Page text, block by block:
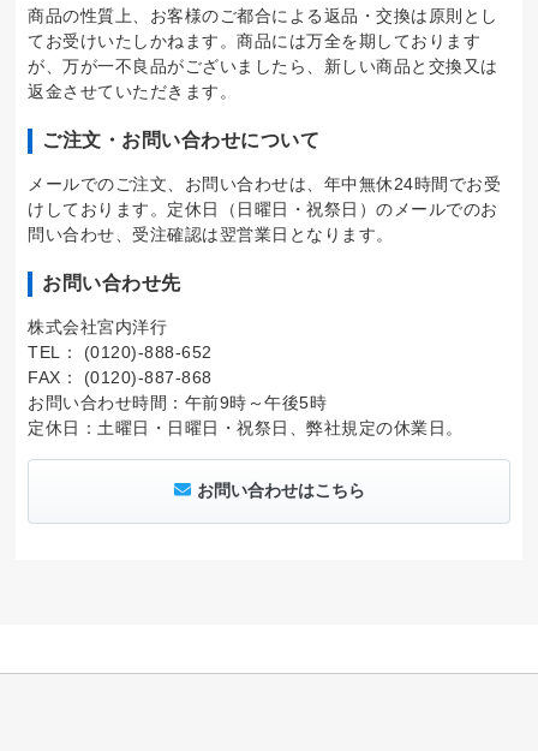
商品の性質上、お客様のご都合による返品・交換は原則とし
てお受けいたしかねます。商品には万全を期しております
が、万が一不良品がございましたら、新しい商品と交換又は
返金させていただきます。
ご注文・お問い合わせについて
メールでのご注文、お問い合わせは、年中無休24時間でお受
けしております。定休日（日曜日・祝祭日）のメールでのお
問い合わせ、受注確認は翌営業日となります。
お問い合わせ先
株式会社宮内洋行
TEL： (0120)-888-652
FAX： (0120)-887-868
お問い合わせ時間：午前9時～午後5時
定休日：土曜日・日曜日・祝祭日、弊社規定の休業日。
お問い合わせはこちら